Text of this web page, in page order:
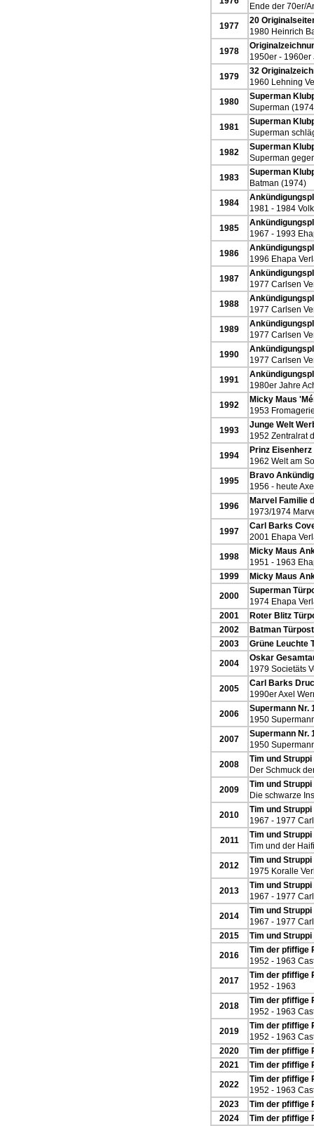
Ende der 70er/
1977
20
1980 Heinrich
1978
1950er -
1979
32
1960 Lehning
1980
Superman
Superman
1981
Superman
Superman
1982
Superman
Superman
1983
Superman
Batman (1974)
1984
1981 - 1984
1985
1967 - 1993
1986
1996 Ehapa
1987
1977 Carlsen
1988
1977 Carlsen
1989
1977 Carlsen
1990
1977 Carlsen
1991
1980er Jahre
1992
Micky Maus
1953
1993
Junge Welt
1952 Zentralrat
1994
Prinz
1962 Welt am
1995
Bravo
1956 - heute
1996
Marvel Familie
1973/1974
1997
Carl Barks
2001 Ehapa
1998
Micky Maus
1951 - 1963
1999
Micky Maus
2000
Superman
1974 Ehapa
2001
Roter Blitz
2002
Batman
2003
Grüne Leuchte
2004
Oskar
1979 Societäts
2005
Carl Barks
1990er Axel
2006
Supermann Nr.
1950
2007
Supermann Nr.
1950
2008
Tim und
Der Schmuck
2009
Tim und Struppi
Die schwarze
2010
Tim und
1967 - 1977
2011
Tim und Struppi
Tim und der
2012
Tim und
1975 Koralle
2013
Tim und
1967 - 1977
2014
Tim und Struppi
1967 - 1977
2015
Tim und Struppi
2016
Tim der pfiffige
1952 - 1963
2017
Tim der pfiffige
1952 - 1963
2018
Tim der pfiffige
1952 - 1963
2019
Tim der pfiffige
1952 - 1963
2020
Tim der pfiffige
2021
Tim der pfiffige
2022
Tim der pfiffige
1952 - 1963
2023
Tim der pfiffige
2024
Tim der pfiffige